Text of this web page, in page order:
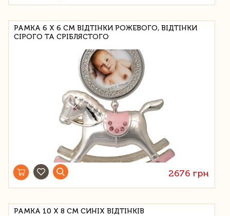
РАМКА 6 Х 6 СМ ВІДТІНКИ РОЖЕВОГО, ВІДТІНКИ
СІРОГО ТА СРІБЛЯСТОГО
2676 грн
РАМКА 10 Х 8 СМ СИНІХ ВІДТІНКІВ